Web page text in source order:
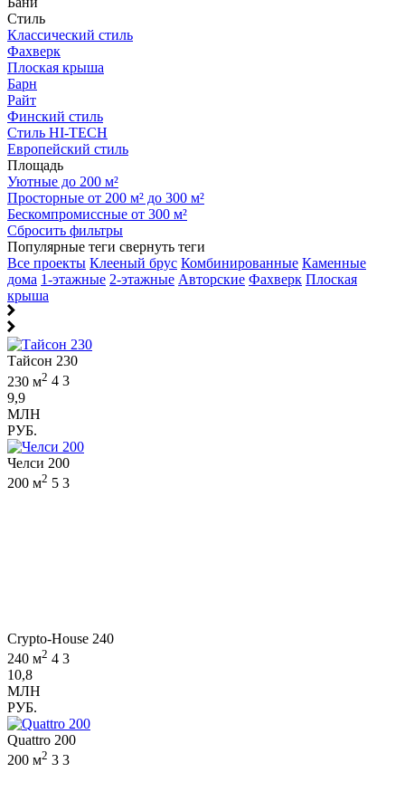
Стиль
Классический стиль
Фахверк
Плоская крыша
Барн
Райт
Финский стиль
Стиль HI-TECH
Европейский стиль
Площадь
Уютные до 200 м²
Просторные от 200 м² до 300 м²
Бескомпромиссные от 300 м²
Сбросить фильтры
Популярные теги свернуть теги
Все проекты Клееный брус Комбинированные Каменные
дома 1-этажные 2-этажные Авторские Фахверк Плоская
крыша
Тайсон 230
230 м2 4 3
9,9
МЛН
РУБ.
Челси 200
200 м2 5 3
Crypto-House 240
240 м2 4 3
10,8
МЛН
РУБ.
Quattro 200
200 м2 3 3